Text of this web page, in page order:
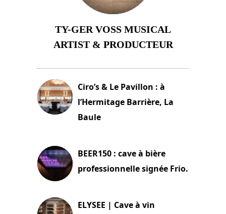
TY-GER VOSS MUSICAL
ARTIST & PRODUCTEUR
Ciro’s & Le Pavillon : à
l’Hermitage Barrière, La
Baule
BEER150 : cave à bière
professionnelle signée Frio.
ELYSEE | Cave à vin